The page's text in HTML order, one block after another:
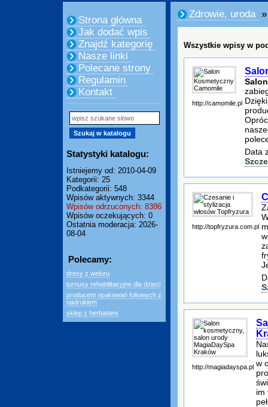
Strona główna
Jak dodać wpis
Znajdź kategorię
Nasze linki
Polecane strony
Regulamin
Kontakt
Statystyki katalogu:
Istniejemy od: 2010-04-09
Kategorii: 25
Podkategorii: 548
Wpisów aktywnych: 3344
Wpisów odrzuconych: 8386
Wpisów oczekujących: 0
Ostatnia moderacja: 2026-
08-04
Polecamy:
dresy z weluru
turnusy rehabilitacyjne dla dzieci
producent opakowań foliowych z
nadrukiem
sklep z herbatami
Zdrowie, uroda
Wszystkie wpisy w
http://camomile.pl
Data
http://topfryzura.com.pl
http://magiadayspa.pl w
im